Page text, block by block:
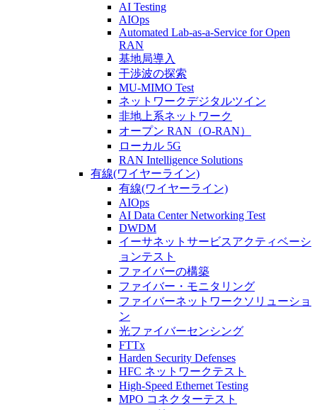
AI Testing
AIOps
Automated Lab-as-a-Service for Open
RAN
基地局導入
干渉波の探索
MU-MIMO Test
ネットワークデジタルツイン
非地上系ネットワーク
オープン RAN（O-RAN）
ローカル 5G
RAN Intelligence Solutions
有線(ワイヤーライン)
有線(ワイヤーライン)
AIOps
AI Data Center Networking Test
DWDM
イーサネットサービスアクティベーシ
ョンテスト
ファイバーの構築
ファイバー・モニタリング
ファイバーネットワークソリューショ
ン
光ファイバーセンシング
FTTx
Harden Security Defenses
HFC ネットワークテスト
High-Speed Ethernet Testing
MPO コネクターテスト